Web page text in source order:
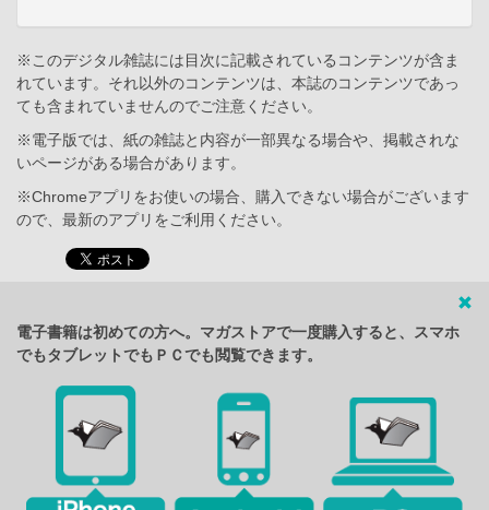
※このデジタル雑誌には目次に記載されているコンテンツが含ま
れています。それ以外のコンテンツは、本誌のコンテンツであっ
ても含まれていませんのでご注意ください。
※電子版では、紙の雑誌と内容が一部異なる場合や、掲載されな
いページがある場合があります。
※Chromeアプリをお使いの場合、購入できない場合がございます
ので、最新のアプリをご利用ください。
電子書籍は初めての方へ。マガストアで一度購入すると、スマホ
でもタブレットでもＰＣでも閲覧できます。